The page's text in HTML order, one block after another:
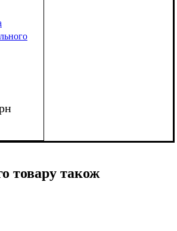
товару також